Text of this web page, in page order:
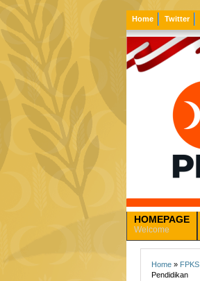
Home Twitter
HOMEPAGE
Welcome
Home » FPKS
Pendidikan